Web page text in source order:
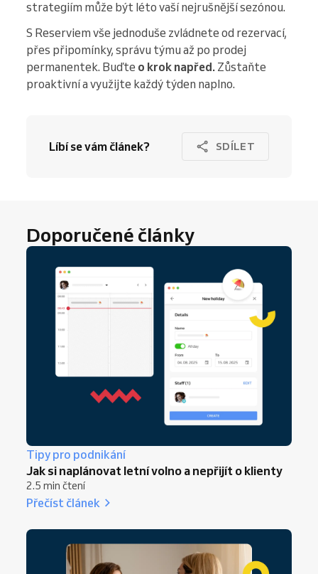
strategiím může být léto vaší nejrušnější sezónou.
S Reserviem vše jednoduše zvládnete od rezervací,
přes připomínky, správu týmu až po prodej
permanentek. Buďte o krok napřed. Zůstaňte
proaktivní a využijte každý týden naplno.
Líbí se vám článek? SDÍLET
Doporučené články
Tipy pro podnikání
Jak si naplánovat letní volno a nepřijít o klienty
2.5 min čtení
Přečíst článek